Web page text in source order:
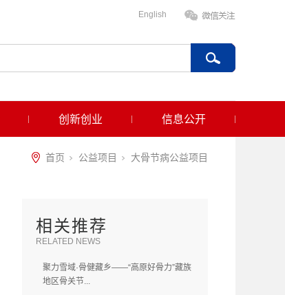
English
创新创业 信息公开
首页 公益项目 大骨节病公益项目
相关推荐
RELATED NEWS
聚力雪域·骨健藏乡——“高原好骨力”藏族
地区骨关节...